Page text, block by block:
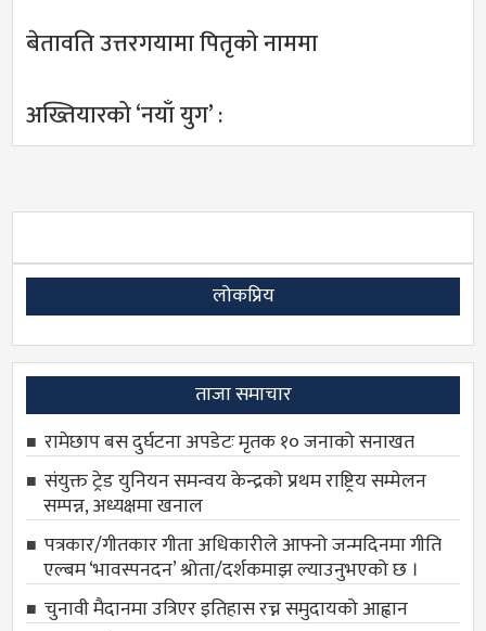
बेतावति उत्तरगयामा पितृकाे नाममा
अख्तियारको ‘नयाँ युग’ :
लोकप्रिय
ताजा समाचार
रामेछाप बस दुर्घटना अपडेटः मृतक १० जनाको सनाखत
संयुक्त ट्रेड युनियन समन्वय केन्द्रको प्रथम राष्ट्रिय सम्मेलन
सम्पन्न, अध्यक्षमा खनाल
पत्रकार/गीतकार गीता अधिकारीले आफ्नो जन्मदिनमा गीति
एल्बम ‘भावस्पनदन’ श्रोता/दर्शकमाझ ल्याउनुभएको छ ।
चुनावी मैदानमा उत्रिएर इतिहास रच्न समुदायको आह्वान